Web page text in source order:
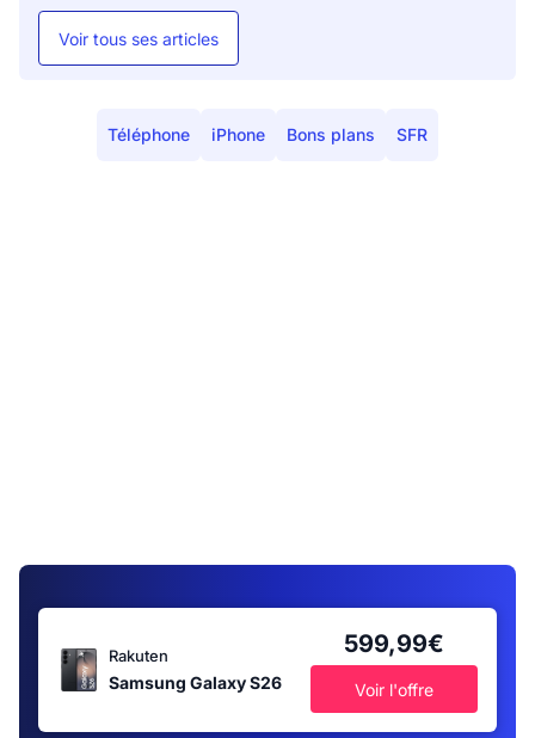
Voir tous ses articles
Téléphone iPhone Bons plans SFR
Rakuten
Samsung Galaxy S26
599,99€
Voir l'offre